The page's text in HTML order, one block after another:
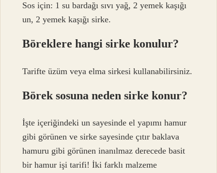
Sos için: 1 su bardağı sıvı yağ, 2 yemek kaşığı
un, 2 yemek kaşığı sirke.
Böreklere hangi sirke konulur?
Tarifte üzüm veya elma sirkesi kullanabilirsiniz.
Börek sosuna neden sirke konur?
İşte içeriğindeki un sayesinde el yapımı hamur
gibi görünen ve sirke sayesinde çıtır baklava
hamuru gibi görünen inanılmaz derecede basit
bir hamur işi tarifi! İki farklı malzeme